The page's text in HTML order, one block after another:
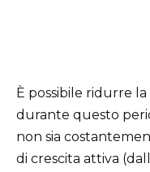
È possibile ridurre
durante questo
non sia
di crescita attiva